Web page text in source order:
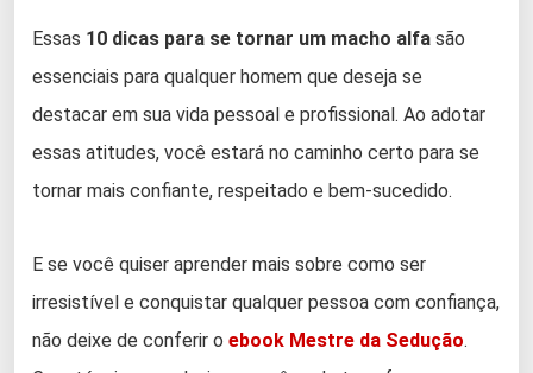
Essas 10 dicas para se tornar um macho alfa são
essenciais para qualquer homem que deseja se
destacar em sua vida pessoal e profissional. Ao adotar
essas atitudes, você estará no caminho certo para se
tornar mais confiante, respeitado e bem-sucedido.
E se você quiser aprender mais sobre como ser
irresistível e conquistar qualquer pessoa com confiança,
não deixe de conferir o ebook Mestre da Sedução.